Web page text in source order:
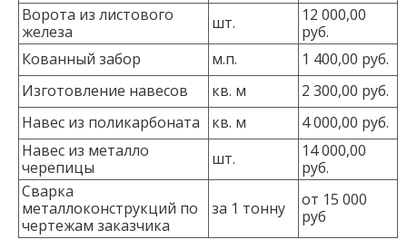
Ворота из листового
железа
шт.
12 000,00
руб.
Кованный забор
м.п.
1 400,00 руб.
Изготовление навесов
кв. м
2 300,00 руб.
Навес из поликарбоната
кв. м
4 000,00 руб.
Навес из металло
черепицы
шт.
14 000,00
руб.
Сварка
металлоконструкций по
чертежам заказчика
за 1 тонну
от 15 000
руб